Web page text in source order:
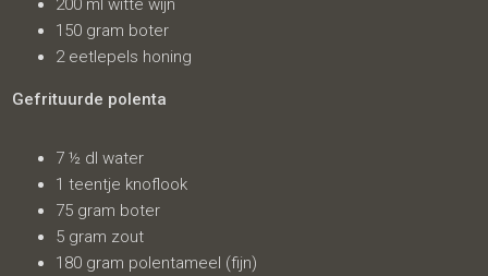
200 ml witte wijn
150 gram boter
2 eetlepels honing
Gefrituurde polenta
7 ½ dl water
1 teentje knoflook
75 gram boter
5 gram zout
180 gram polentameel (fijn)